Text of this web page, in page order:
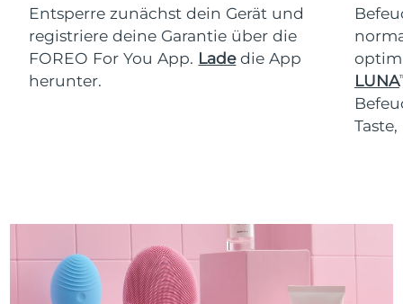
Entsperre zunächst dein Gerät und
registriere deine Garantie über die
FOREO For You App. Ladedie App
herunter.
LUNA